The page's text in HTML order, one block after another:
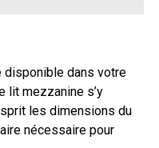
disponible dans votre
lit mezzanine s’y
les dimensions du
nécessaire pour